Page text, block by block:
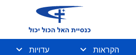
הקראות עדויות